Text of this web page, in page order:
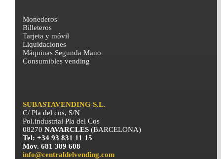
Monederos
Billeteros
Tarjeta y móvil
Liquidaciones
Máquinas Segunda Mano
Consumibles vending
SUBASTAVENDING S.L.
C/ Pla del cos, S/N
Pol.industrial Pla del Cos
08270NAVARCLES(BARCELONA)
Tel: +34 93 831 11 15
Mov. 681 389 608
info@centraldelvending.com